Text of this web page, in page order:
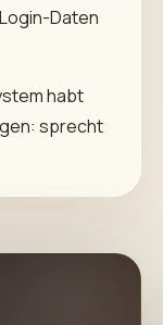
Daten
habt
sprecht